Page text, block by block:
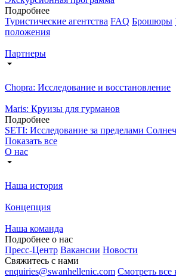
Подробнее
Туристические агентства FAQ Брошюры
положения
Партнеры
Chopra: Исследование и восстановление
Maris: Круизы для гурманов
Подробнее
SETI: Исследование за пределами
Показать все
О нас
Наша история
Концепция
Наша команда
Подробнее о нас
Пресс-Центр Вакансии Новости
Свяжитесь с нами
enquiries@swanhellenic.com Смотреть все